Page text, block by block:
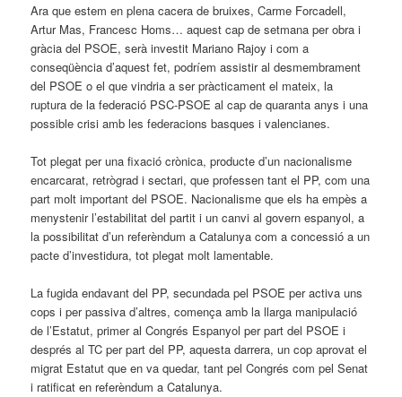
Ara que estem en plena cacera de bruixes, Carme Forcadell,
Artur Mas, Francesc Homs… aquest cap de setmana per obra i
gràcia del PSOE, serà investit Mariano Rajoy i com a
conseqüència d’aquest fet, podríem assistir al desmembrament
del PSOE o el que vindria a ser pràcticament el mateix, la
ruptura de la federació PSC-PSOE al cap de quaranta anys i una
possible crisi amb les federacions basques i valencianes.
Tot plegat per una fixació crònica, producte d’un nacionalisme
encarcarat, retrògrad i sectari, que professen tant el PP, com una
part molt important del PSOE. Nacionalisme que els ha empès a
menystenir l’estabilitat del partit i un canvi al govern espanyol, a
la possibilitat d’un referèndum a Catalunya com a concessió a un
pacte d’investidura, tot plegat molt lamentable.
La fugida endavant del PP, secundada pel PSOE per activa uns
cops i per passiva d’altres, comença amb la llarga manipulació
de l’Estatut, primer al Congrés Espanyol per part del PSOE i
després al TC per part del PP, aquesta darrera, un cop aprovat el
migrat Estatut que en va quedar, tant pel Congrés com pel Senat
i ratificat en referèndum a Catalunya.